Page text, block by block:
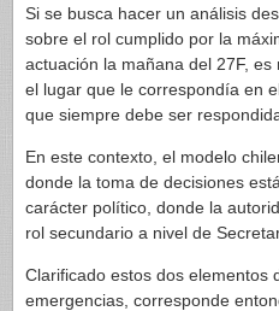
Si se busca hacer un análisis
sobre el rol cumplido por la
actuación la mañana del 27F,
el lugar que le correspondía en
que siempre debe ser
En este contexto, el modelo
donde la toma de decisiones
carácter político, donde la
rol secundario a nivel de
Clarificado estos dos elementos
emergencias, corresponde